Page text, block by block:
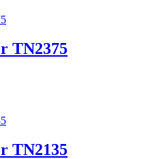
TN2375
TN2135